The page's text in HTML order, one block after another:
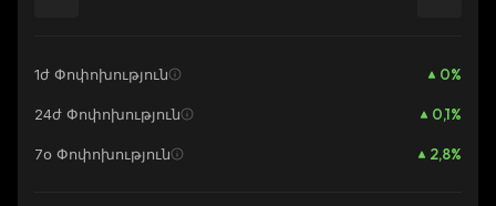
1ժ Փոփոխություն 0%
24ժ Փոփոխություն 0,1%
7օ Փոփոխություն 2,8%